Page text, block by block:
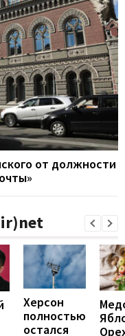
от должности
Херсон
полностью
остался